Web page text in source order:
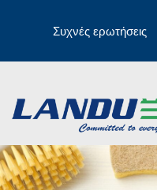
Συχνές ερωτήσεις